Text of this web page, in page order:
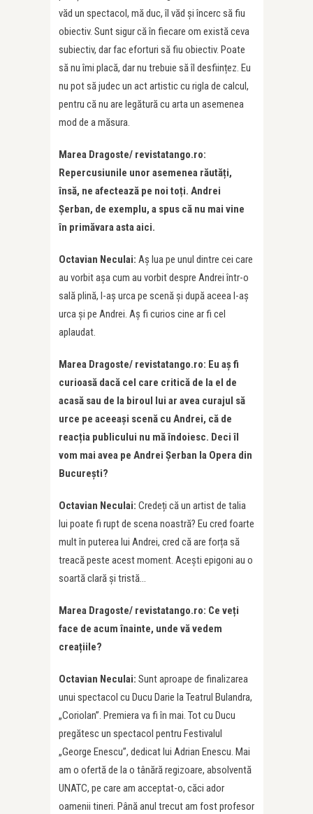
văd un spectacol, mă duc, îl văd și încerc să fiu
obiectiv. Sunt sigur că în fiecare om există ceva
subiectiv, dar fac eforturi să fiu obiectiv. Poate
să nu îmi placă, dar nu trebuie să îl desființez. Eu
nu pot să judec un act artistic cu rigla de calcul,
pentru că nu are legătură cu arta un asemenea
mod de a măsura.
Marea Dragoste/ revistatango.ro:
Repercusiunile unor asemenea răutăți,
însă, ne afectează pe noi toți. Andrei
Șerban, de exemplu, a spus că nu mai vine
în primăvara asta aici.
Octavian Neculai: Aș lua pe unul dintre cei care
au vorbit așa cum au vorbit despre Andrei într-o
sală plină, l-aș urca pe scenă și după aceea l-aș
urca și pe Andrei. Aș fi curios cine ar fi cel
aplaudat.
Marea Dragoste/ revistatango.ro: Eu aș fi
curioasă dacă cel care critică de la el de
acasă sau de la biroul lui ar avea curajul să
urce pe aceeași scenă cu Andrei, că de
reacția publicului nu mă îndoiesc. Deci îl
vom mai avea pe Andrei Șerban la Opera din
București?
Octavian Neculai: Credeți că un artist de talia
lui poate fi rupt de scena noastră? Eu cred foarte
mult în puterea lui Andrei, cred că are forța să
treacă peste acest moment. Acești epigoni au o
soartă clară și tristă…
Marea Dragoste/ revistatango.ro: Ce veți
face de acum înainte, unde vă vedem
creațiile?
Octavian Neculai: Sunt aproape de finalizarea
unui spectacol cu Ducu Darie la Teatrul Bulandra,
„Coriolan”. Premiera va fi în mai. Tot cu Ducu
pregătesc un spectacol pentru Festivalul
„George Enescu”, dedicat lui Adrian Enescu. Mai
am o ofertă de la o tânără regizoare, absolventă
UNATC, pe care am acceptat-o, căci ador
oamenii tineri. Până anul trecut am fost profesor